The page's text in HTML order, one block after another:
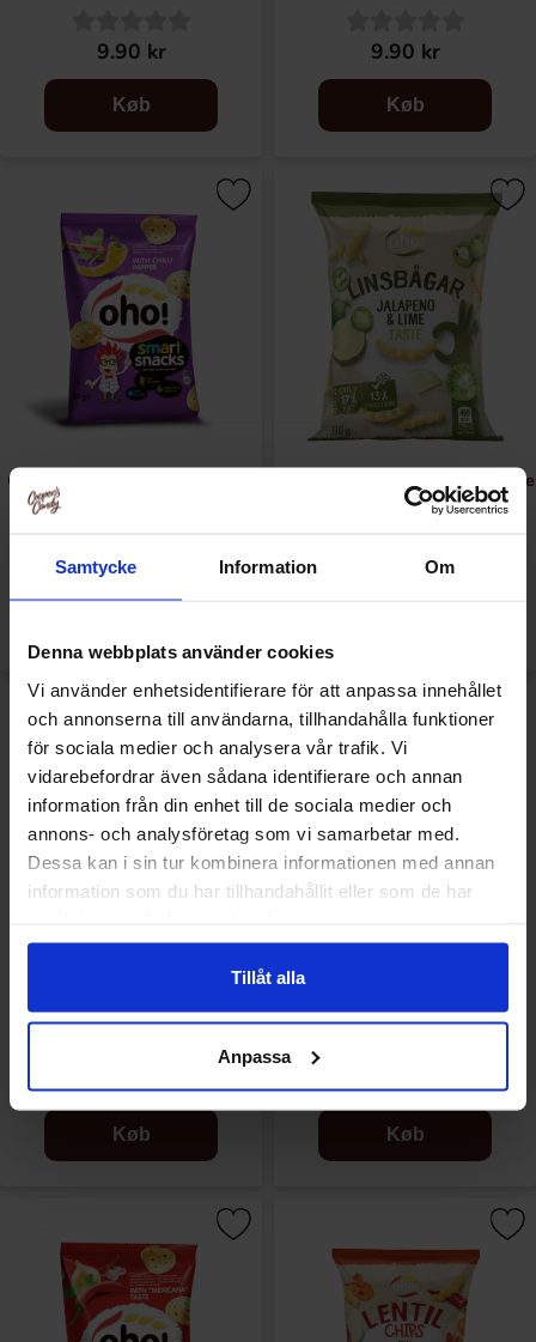
Samtycke Information Om
Denna webbplats använder cookies
Vi använder enhetsidentifierare för att anpassa innehållet
och annonserna till användarna, tillhandahålla funktioner
för sociala medier och analysera vår trafik. Vi
vidarebefordrar även sådana identifierare och annan
information från din enhet till de sociala medier och
annons- och analysföretag som vi samarbetar med.
Dessa kan i sin tur kombinera informationen med annan
information som du har tillhandahållit eller som de har
Tillåt alla
Anpassa
9.90 kr
Køb
9.90 kr
Køb
OHO Snacks Chilli Pepper 50g
9.90 kr
Oho! Linsbågar Jalapeno & Lime
100g
16.90 kr
Onion 110g
16.90 kr
Køb
100g
16.90 kr
Køb